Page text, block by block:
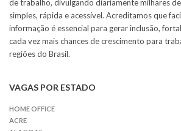
de trabalho, divulgando diariamente milhares
simples, rápida e acessível. Acreditamos que
informação é essencial para gerar inclusão,
cada vez mais chances de crescimento para
regiões do Brasil.
VAGAS POR ESTADO
HOME OFFICE
ACRE